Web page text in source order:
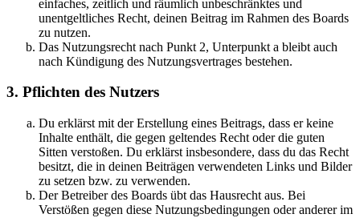
einfaches, zeitlich und räumlich unbeschränktes und
unentgeltliches Recht, deinen Beitrag im Rahmen des Boards
zu nutzen.
Das Nutzungsrecht nach Punkt 2, Unterpunkt a bleibt auch
nach Kündigung des Nutzungsvertrages bestehen.
3. Pflichten des Nutzers
Du erklärst mit der Erstellung eines Beitrags, dass er keine
Inhalte enthält, die gegen geltendes Recht oder die guten
Sitten verstoßen. Du erklärst insbesondere, dass du das Recht
besitzt, die in deinen Beiträgen verwendeten Links und Bilder
zu setzen bzw. zu verwenden.
Der Betreiber des Boards übt das Hausrecht aus. Bei
Verstößen gegen diese Nutzungsbedingungen oder anderer im